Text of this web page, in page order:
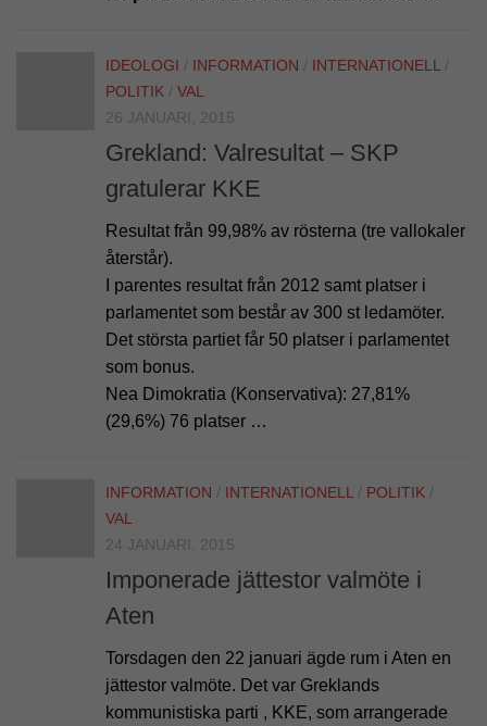
IDEOLOGI / INFORMATION / INTERNATIONELL /
POLITIK / VAL
26 JANUARI, 2015
Grekland: Valresultat – SKP
gratulerar KKE
Resultat från 99,98% av rösterna (tre vallokaler
återstår).
I parentes resultat från 2012 samt platser i
parlamentet som består av 300 st ledamöter.
Det största partiet får 50 platser i parlamentet
som bonus.
Nea Dimokratia (Konservativa): 27,81%
(29,6%) 76 platser …
INFORMATION / INTERNATIONELL / POLITIK /
VAL
24 JANUARI, 2015
Imponerade jättestor valmöte i
Aten
Torsdagen den 22 januari ägde rum i Aten en
jättestor valmöte. Det var Greklands
kommunistiska parti , KKE, som arrangerade